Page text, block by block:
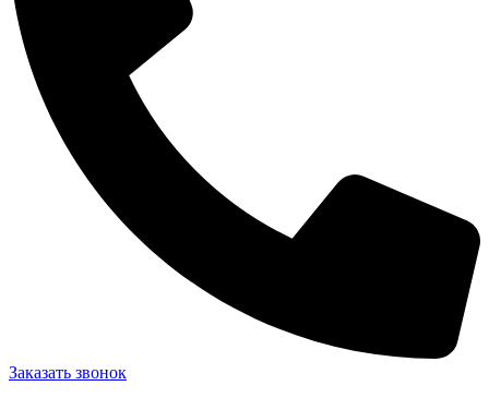
Заказать звонок